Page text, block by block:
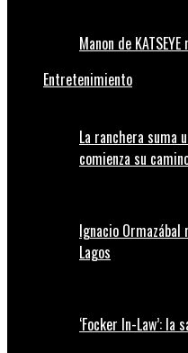
Manon de
Entretenimiento
La ranchera suma
comienza su
Ignacio Ormazábal
Lagos
‘Focker In-Law’: